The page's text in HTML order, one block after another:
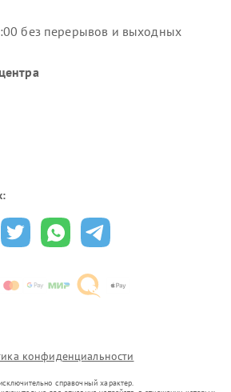
без перерывов и выходных
конфиденциальности
справочный характер.